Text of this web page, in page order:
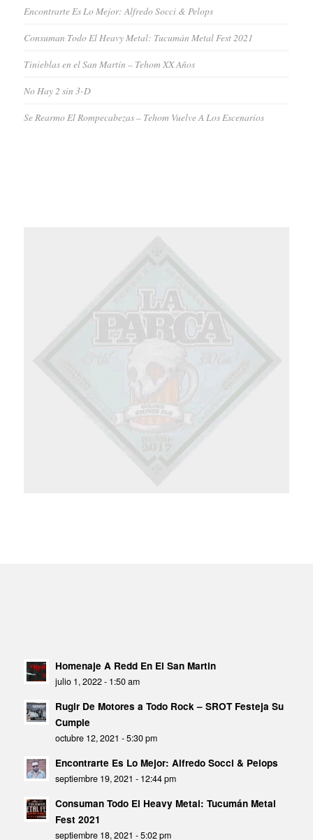
Encontrarte Es Lo Mejor: Alfredo Socci & Pelops
Consuman Todo El Heavy Metal: Tucumán Metal Fest 2021
Tinieblas en el San Martín – Tehom XX Años
No Hay 2 sin 3-D
Se Rearmo El Rompecabezas – Tehom Vuelve A Los Escenarios
Homenaje A Redd En El San Martin
julio 1, 2022 - 1:50 am
Rugir De Motores a Todo Rock – SROT Festeja Su
Cumple
octubre 12, 2021 - 5:30 pm
Encontrarte Es Lo Mejor: Alfredo Socci & Pelops
septiembre 19, 2021 - 12:44 pm
Consuman Todo El Heavy Metal: Tucumán Metal
Fest 2021
septiembre 18, 2021 - 5:02 pm